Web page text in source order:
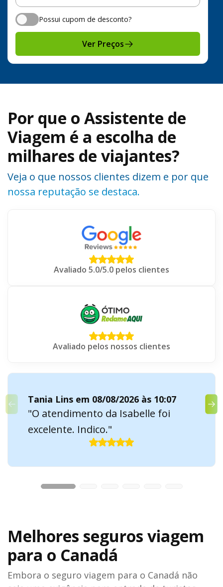
Possui cupom de desconto?
Possui cupom de desconto?
Ver Preços
Por que o Assistente de
Viagem é a escolha de
milhares de viajantes?
Veja o que nossos clientes dizem e por que
nossa reputação se destaca.
Avaliado 5.0/5.0 pelos clientes
Avaliado pelos nossos clientes
Tania Lins em 08/08/2026 às 10:07
"O atendimento da Isabelle foi
excelente. Indico."
Melhores seguros viagem
para o Canadá
Embora o seguro viagem para o Canadá não